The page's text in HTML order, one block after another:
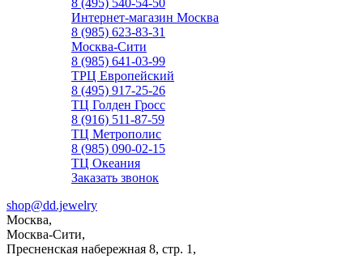
8 (495) 540-54-50
Интернет-магазин Москва
8 (985) 623-83-31
Москва-Сити
8 (985) 641-03-99
ТРЦ Европейский
8 (495) 917-25-26
ТЦ Голден Гросс
8 (916) 511-87-59
ТЦ Метрополис
8 (985) 090-02-15
ТЦ Океания
Заказать звонок
shop@dd.jewelry
Москва,
Москва-Сити,
Пресненская набережная 8, стр. 1,